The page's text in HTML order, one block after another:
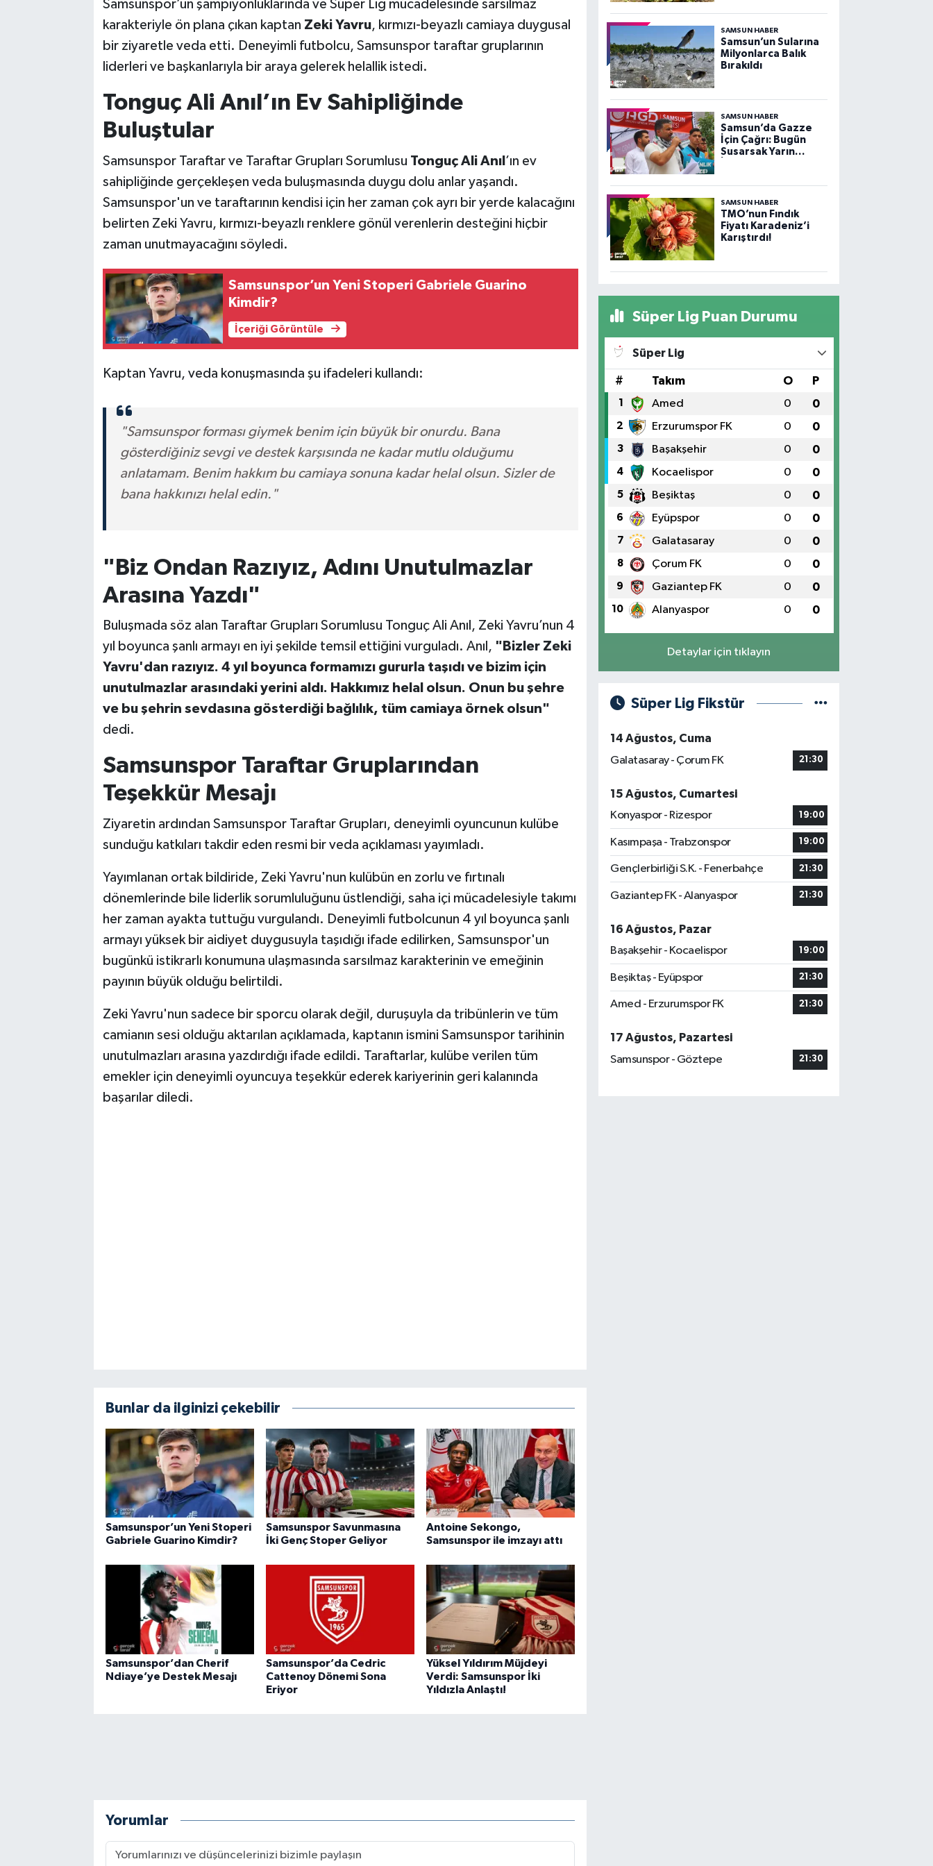
Samsunspor’un şampiyonluklarında ve Süper Lig mücadelesinde sarsılmaz
karakteriyle ön plana çıkan kaptan Zeki Yavru, kırmızı-beyazlı camiaya duygusal
bir ziyaretle veda etti. Deneyimli futbolcu, Samsunspor taraftar gruplarının
liderleri ve başkanlarıyla bir araya gelerek helallik istedi.
Tonguç Ali Anıl’ın Ev Sahipliğinde
Buluştular
Samsunspor Taraftar ve Taraftar Grupları Sorumlusu Tonguç Ali Anıl ’ın ev
sahipliğinde gerçekleşen veda buluşmasında duygu dolu anlar yaşandı.
Samsunspor'un ve taraftarının kendisi için her zaman çok ayrı bir yerde kalacağını
belirten Zeki Yavru, kırmızı-beyazlı renklere gönül verenlerin desteğini hiçbir
zaman unutmayacağını söyledi.
Samsunspor’un Yeni Stoperi Gabriele Guarino
Kimdir?
İçeriği Görüntüle
Kaptan Yavru, veda konuşmasında şu ifadeleri kullandı:
"Samsunspor forması giymek benim için büyük bir onurdu. Bana
gösterdiğiniz sevgi ve destek karşısında ne kadar mutlu olduğumu
anlatamam. Benim hakkım bu camiaya sonuna kadar helal olsun. Sizler de
bana hakkınızı helal edin."
"Biz Ondan Razıyız, Adını Unutulmazlar
Arasına Yazdı"
Buluşmada söz alan Taraftar Grupları Sorumlusu Tonguç Ali Anıl, Zeki Yavru’nun 4
yıl boyunca şanlı armayı en iyi şekilde temsil ettiğini vurguladı. Anıl, "Bizler Zeki
Yavru'dan razıyız. 4 yıl boyunca formamızı gururla taşıdı ve bizim için
unutulmazlar arasındaki yerini aldı. Hakkımız helal olsun. Onun bu şehre
ve bu şehrin sevdasına gösterdiği bağlılık, tüm camiaya örnek olsun"
dedi.
Samsunspor Taraftar Gruplarından
Teşekkür Mesajı
Ziyaretin ardından Samsunspor Taraftar Grupları, deneyimli oyuncunun kulübe
sunduğu katkıları takdir eden resmi bir veda açıklaması yayımladı.
Yayımlanan ortak bildiride, Zeki Yavru'nun kulübün en zorlu ve fırtınalı
dönemlerinde bile liderlik sorumluluğunu üstlendiği, saha içi mücadelesiyle takımı
her zaman ayakta tuttuğu vurgulandı. Deneyimli futbolcunun 4 yıl boyunca şanlı
armayı yüksek bir aidiyet duygusuyla taşıdığı ifade edilirken, Samsunspor'un
bugünkü istikrarlı konumuna ulaşmasında sarsılmaz karakterinin ve emeğinin
payının büyük olduğu belirtildi.
Zeki Yavru'nun sadece bir sporcu olarak değil, duruşuyla da tribünlerin ve tüm
camianın sesi olduğu aktarılan açıklamada, kaptanın ismini Samsunspor tarihinin
unutulmazları arasına yazdırdığı ifade edildi. Taraftarlar, kulübe verilen tüm
emekler için deneyimli oyuncuya teşekkür ederek kariyerinin geri kalanında
başarılar diledi.
Bunlar da ilginizi çekebilir
Samsunspor’un Yeni Stoperi
Gabriele Guarino Kimdir?
Samsunspor Savunmasına
İki Genç Stoper Geliyor
Antoine Sekongo,
Samsunspor ile imzayı attı
Samsunspor’dan Cherif
Ndiaye’ye Destek Mesajı
Samsunspor’da Cedric
Cattenoy Dönemi Sona
Eriyor
Yüksel Yıldırım Müjdeyi
Verdi: Samsunspor İki
Yıldızla Anlaştı!
Yorumlar
SAMSUN HABER
Samsun’un Sularına
Milyonlarca Balık
Bırakıldı
SAMSUN HABER
Samsun’da Gazze
İçin Çağrı: Bugün
Susarsak Yarın
SAMSUN HABER
TMO’nun Fındık
Fiyatı Karadeniz’i
Karıştırdı!
Süper Lig Puan Durumu
Süper Lig
# Takım O P
1 Amed 0 0
2 Erzurumspor FK 0 0
3 Başakşehir 0 0
4 Kocaelispor 0 0
5 Beşiktaş 0 0
6 Eyüpspor 0 0
7 Galatasaray 0 0
8 Çorum FK 0 0
9 Gaziantep FK 0 0
10 Alanyaspor 0 0
Detaylar için tıklayın
Süper Lig Fikstür
14 Ağustos, Cuma
Galatasaray - Çorum FK
21:30
15 Ağustos, Cumartesi
Konyaspor - Rizespor
19:00
Kasımpaşa - Trabzonspor 19:00
Gençlerbirliği S.K. - Fenerbahçe 21:30
Gaziantep FK - Alanyaspor 21:30
16 Ağustos, Pazar
Başakşehir - Kocaelispor
19:00
Beşiktaş - Eyüpspor 21:30
Amed - Erzurumspor FK 21:30
17 Ağustos, Pazartesi
Samsunspor - Göztepe
21:30